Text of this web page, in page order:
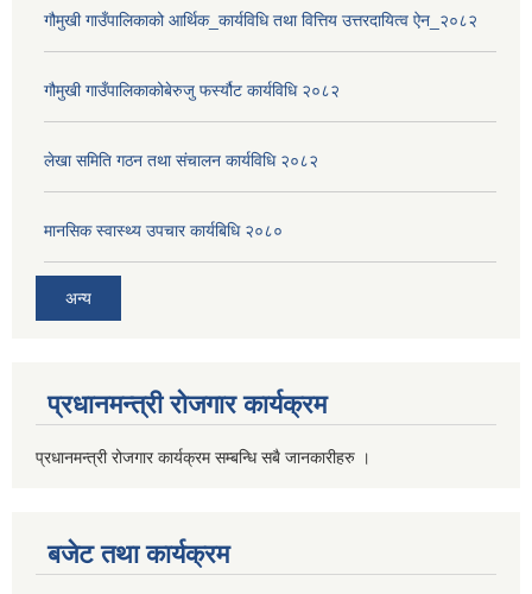
गौमुखी गाउँपालिकाको आर्थिक_कार्यविधि तथा वित्तिय उत्तरदायित्व ऐन_२०८२
गौमुखी गाउँपालिकाकोबेरुजु फर्स्यौट कार्यविधि २०८२
लेखा समिति गठन तथा संचालन कार्यविधि २०८२
मानसिक स्वास्थ्य उपचार कार्यबिधि २०८०
अन्य
प्रधानमन्त्री रोजगार कार्यक्रम
प्रधानमन्त्री रोजगार कार्यक्रम सम्बन्धि सबै जानकारीहरु ।
बजेट तथा कार्यक्रम